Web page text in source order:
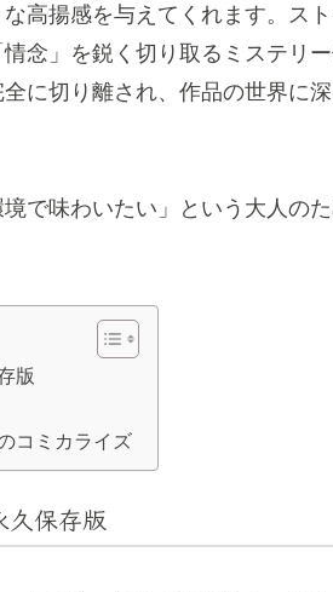
高揚感を与えてくれます。ス
念」を鋭く切り取るミステリ
に切り離され、作品の世界に
で味わいたい」という大人の
版
コミカライズ
久保存版